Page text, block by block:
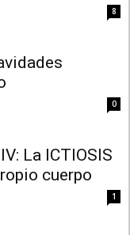
8
0
La ICTIOSIS
cuerpo
1